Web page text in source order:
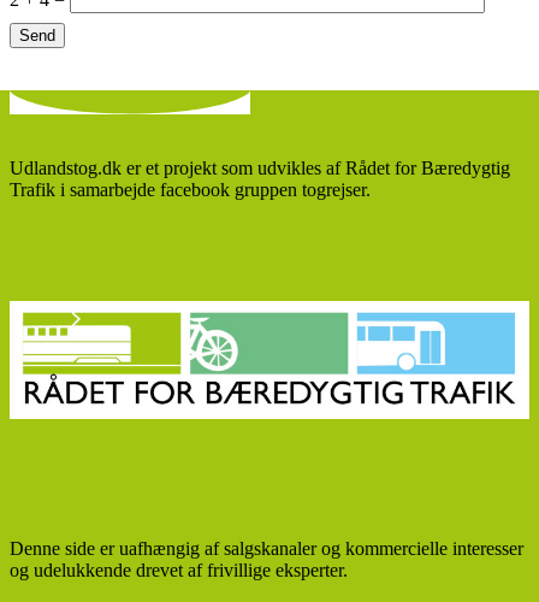
Udlandstog.dk er et projekt som udvikles af Rådet for Bæredygtig
Trafik i samarbejde facebook gruppen togrejser.
Denne side er uafhængig af salgskanaler og kommercielle interesser
og udelukkende drevet af frivillige eksperter.